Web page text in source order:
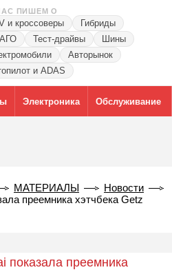
ПИШЕМ О
и кроссоверы
Гибриды
Тест-драйвы
Шины
Авторынок
и ADAS
Электроника Обслуживание
МАТЕРИАЛЫ
Новости
преемника хэтчбека Getz
показала преемника